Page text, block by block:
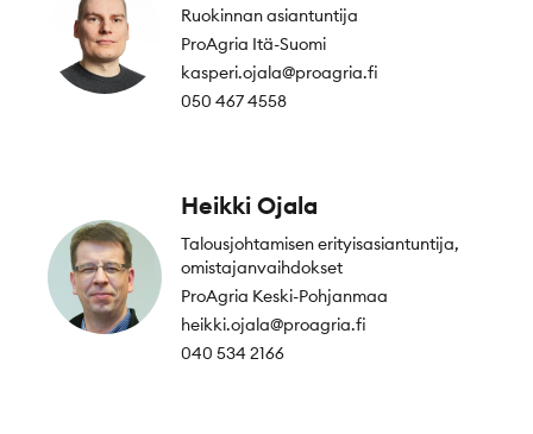
Ruokinnan asiantuntija
ProAgria Itä-Suomi
kasperi.ojala@proagria.fi
050 467 4558
Heikki Ojala
Talousjohtamisen erityisasiantuntija,
omistajanvaihdokset
ProAgria Keski-Pohjanmaa
heikki.ojala@proagria.fi
040 534 2166